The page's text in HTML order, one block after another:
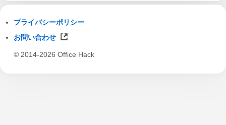
プライバシーポリシー
お問い合わせ
© 2014-2026 Office Hack